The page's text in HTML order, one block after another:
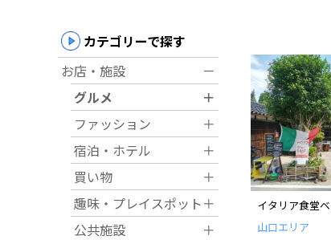
その他
求人情報
運営団体
カテゴリーで探す
お店・施設
－
グルメ
＋
ファッション
＋
宿泊・ホテル
＋
買い物
＋
趣味・プレイスポット＋
公共施設
＋
イタリア食堂
山口エリア